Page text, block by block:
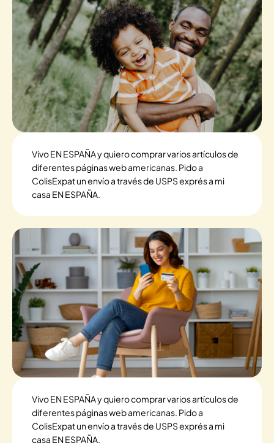
Vivo EN ESPAÑA y quiero comprar varios artículos de
diferentes páginas web americanas. Pido a
ColisExpat un envío a través de USPS exprés a mi
casa EN ESPAÑA.
Vivo EN ESPAÑA y quiero comprar varios artículos de
diferentes páginas web americanas. Pido a
ColisExpat un envío a través de USPS exprés a mi
casa EN ESPAÑA.